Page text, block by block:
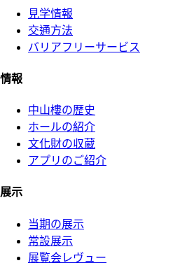
見学情報
交通方法
バリアフリーサービス
情報
中山樓の歴史
ホールの紹介
文化財の収蔵
アプリのご紹介
展示
当期の展示
常設展示
展覧会レヴュー